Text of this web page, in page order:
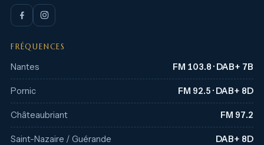
FRÉQUENCES
Nantes FM 103.8 · DAB+ 7B
Pornic FM 92.5 · DAB+ 8D
Châteaubriant FM 97.2
Saint-Nazaire / Guérande DAB+ 8D